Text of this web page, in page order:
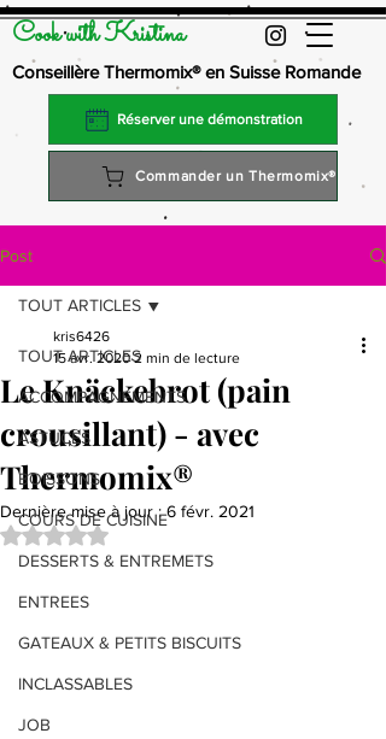
Cook with Kristina
Conseillère Thermomix® en Suisse Romande
Réserver une démonstration
Commander un Thermomix®
Post
TOUT ARTICLES
ACCOMPAGNEMENTS
ASTUCES
BOISSONS
COURS DE CUISINE
DESSERTS & ENTREMETS
ENTREES
GATEAUX & PETITS BISCUITS
INCLASSABLES
JOB
TOUT ARTICLES
Le Knäckebrot (pain
crousillant) - avec
Thermomix®
kris6426
15 avr. 2020 2 min de lecture
Dernière mise à jour :6 févr. 2021
Noté NaN étoiles sur 5.